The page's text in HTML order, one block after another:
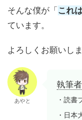
そんな僕が「 これ
ています。
よろしくお願いしま
あやと
執筆
・読書
・日本